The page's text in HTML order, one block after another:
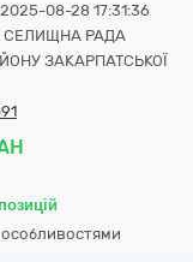
08-28 17:31:36
СЕЛИЩНА РАДА
ЗАКАРПАТСЬКОЇ
особливостями